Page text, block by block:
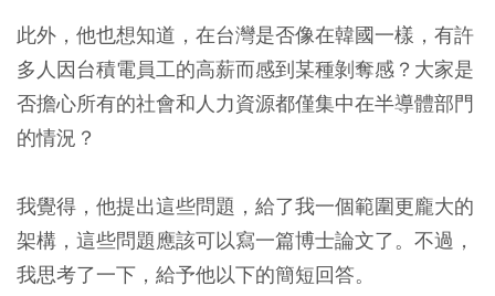
此外，他也想知道，在台灣是否像在韓國一樣，有許
多人因台積電員工的高薪而感到某種剝奪感？大家是
否擔心所有的社會和人力資源都僅集中在半導體部門
的情況？
我覺得，他提出這些問題，給了我一個範圍更龐大的
架構，這些問題應該可以寫一篇博士論文了。不過，
我思考了一下，給予他以下的簡短回答。